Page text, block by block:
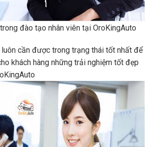
đào tạo nhân viên tại OroKingAuto
cần được trong trạng thái tốt nhất để
khách hàng những trải nghiệm tốt đẹp